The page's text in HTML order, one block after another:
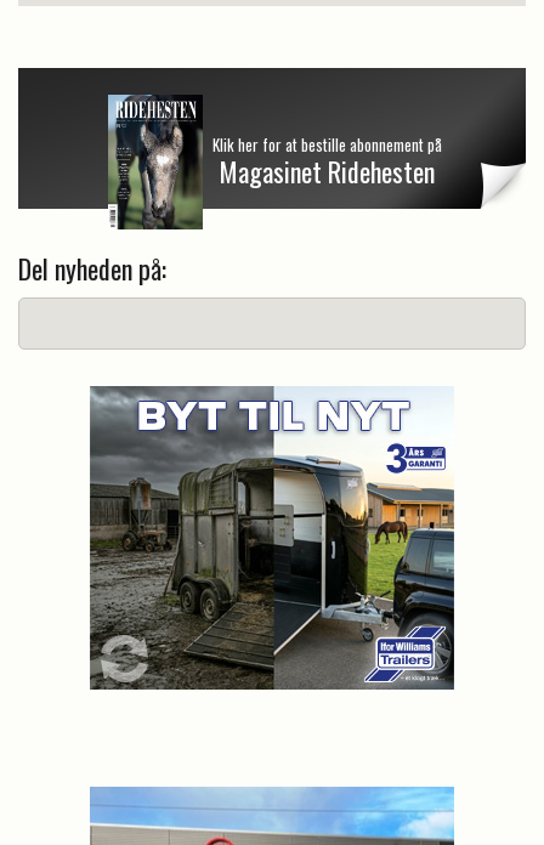
Klik her for at bestille abonnement på
Magasinet Ridehesten
Del nyheden på: